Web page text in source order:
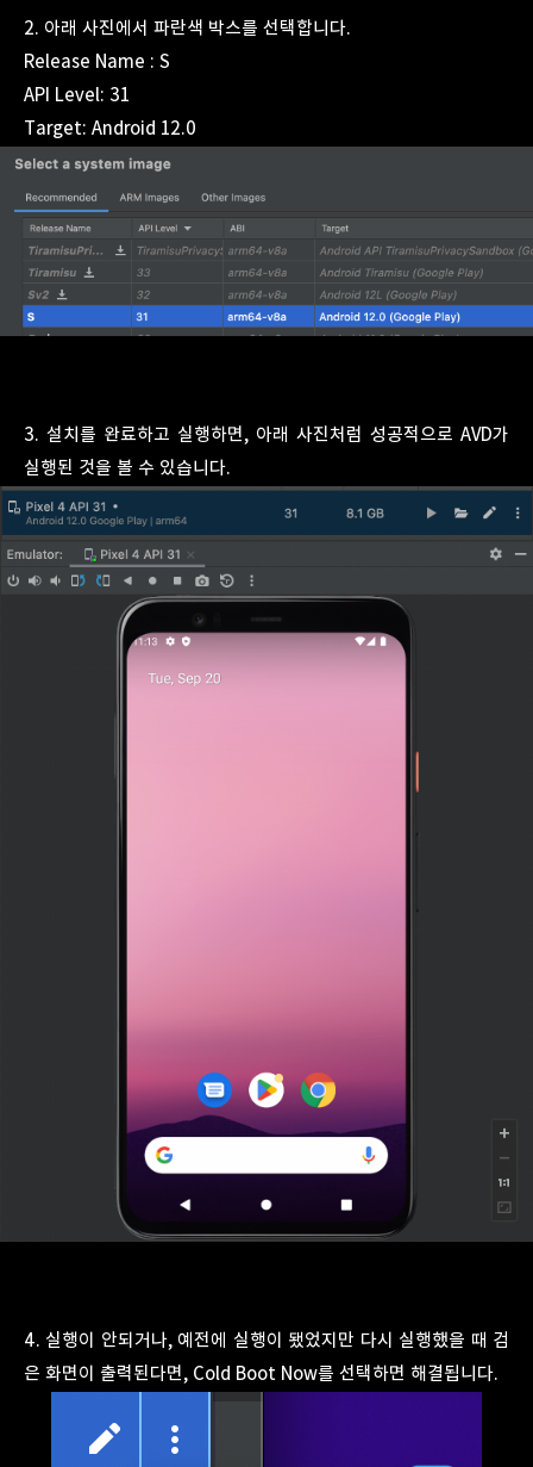
2. 아래 사진에서 파란색 박스를 선택합니다.
Release Name : S
API Level: 31
Target: Android 12.0
3. 설치를 완료하고 실행하면, 아래 사진처럼 성공적으로 AVD가
실행된 것을 볼 수 있습니다.
4. 실행이 안되거나, 예전에 실행이 됐었지만 다시 실행했을 때 검
은 화면이 출력된다면, Cold Boot Now를 선택하면 해결됩니다.